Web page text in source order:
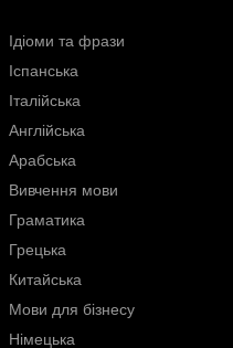
Ідіоми та фрази
Іспанська
Італійська
Англійська
Арабська
Вивчення мови
Граматика
Грецька
Китайська
Мови для бізнесу
Німецька